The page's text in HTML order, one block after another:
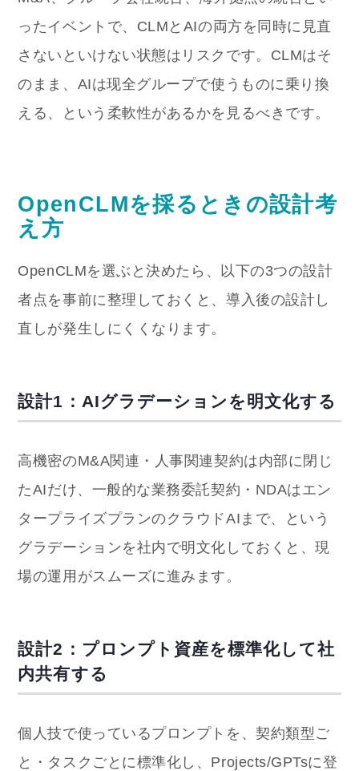
ったイベントで、CLMとAIの両方を同時に見直
さないといけない状態はリスクです。CLMはそ
のまま、AIは现全グループで使うものに乗り換
える、という柔軟性があるかを見るべきです。
OpenCLMを採るときの設計考
え方
OpenCLMを選ぶと決めたら、以下の3つの設計
者点を事前に整理しておくと、導入後の設計し
直しが発生しにくくなります。
設計1：AIグラデーションを明文化する
高機密のM&A関連・人事関連契約は内部に閉じ
たAIだけ、一般的な業務委託契約・NDAはエン
タープライズプランのクラウドAIまで、という
グラデーションを社内で明文化しておくと、現
場の運用がスムーズに進みます。
設計2：プロンプト資産を標準化して社
内共有する
個人技で使っているプロンプトを、契約類型ご
と・タスクごとに標準化し、Projects/GPTsに登